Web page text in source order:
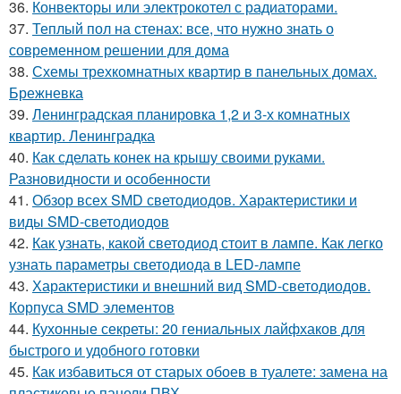
36. Конвекторы или электрокотел с радиаторами.
37. Теплый пол на стенах: все, что нужно знать о
современном решении для дома
38. Схемы трехкомнатных квартир в панельных домах.
Брежневка
39. Ленинградская планировка 1,2 и 3-х комнатных
квартир. Ленинградка
40. Как сделать конек на крышу своими руками.
Разновидности и особенности
41. Обзор всех SMD светодиодов. Характеристики и
виды SMD-светодиодов
42. Как узнать, какой светодиод стоит в лампе. Как легко
узнать параметры светодиода в LED-лампе
43. Характеристики и внешний вид SMD-светодиодов.
Корпуса SMD элементов
44. Кухонные секреты: 20 гениальных лайфхаков для
быстрого и удобного готовки
45. Как избавиться от старых обоев в туалете: замена на